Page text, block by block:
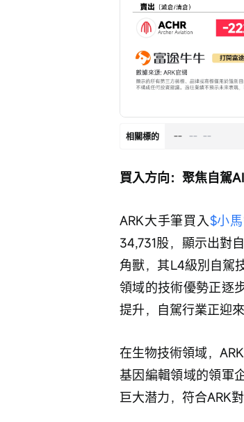
相關標的 -- -- --
買入方向：聚焦自駕
ARK大手筆買入$小
34,731股，顯示出對
角獸，其L4級別自駕
領域的技術優勢正逐
提升，自駕行業正迎
在生物技術領域，
基因編輯領域的領軍
巨大潜力，符合ARK